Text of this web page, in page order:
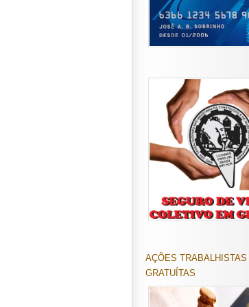
AÇÕES TRABALHISTAS
GRATUÍTAS